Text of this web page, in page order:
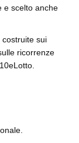
e scelto anche
sui
ricorrenze